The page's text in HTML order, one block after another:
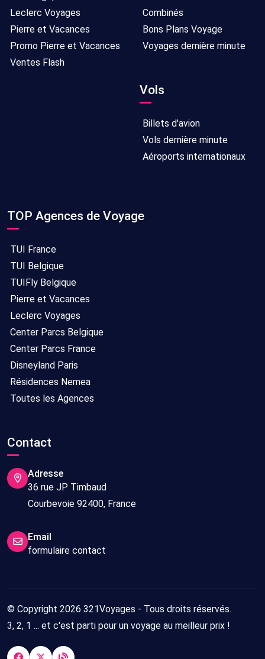
Leclerc Voyages
Pierre et Vacances
Promo Pierre et Vacances
Ventes Flash
Combinés
Bons Plans Voyage
Voyages dernière minute
Vols
Billets d'avion
Vols dernière minute
Aéroports internationaux
TOP Agences de Voyage
TUI France
TUI Belgique
TUIFly Belgique
Pierre et Vacances
Leclerc Voyages
Center Parcs Belgique
Center Parcs France
Disneyland Paris
Résidences Nemea
Toutes les Agences
Contact
Adresse
36 rue JP Timbaud
Courbevoie 92400, France
Email
formulaire contact
© Copyright 2026 321Voyages - Tous droits réservés.
3, 2, 1 ... et c'est parti pour un voyage au meilleur prix !